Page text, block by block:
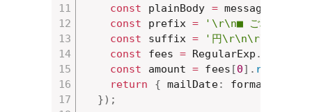
const plainBody = message
const prefix =
'\r\n■ ご利用金
const suffix = '円\r\n\r\n\r\n'
const fees = RegularExp .
const amount = fees [0] . replace
return
{ mailDate: formatDate
}) ;